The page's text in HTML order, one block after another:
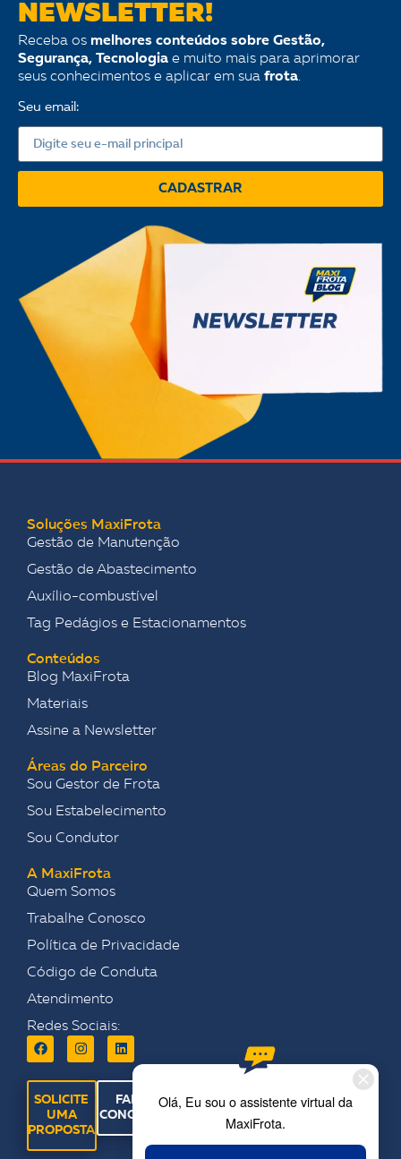
NEWSLETTER!
Receba os melhores conteúdos sobre Gestão,
Segurança, Tecnologia e muito mais para aprimorar
seus conhecimentos e aplicar em sua frota.
Seu email:
CADASTRAR
Soluções MaxiFrota
Gestão de Manutenção
Gestão de Abastecimento
Auxílio-combustível
Tag Pedágios e Estacionamentos
Conteúdos
Blog MaxiFrota
Materiais
Assine a Newsletter
Áreas do Parceiro
Sou Gestor de Frota
Sou Estabelecimento
Sou Condutor
A MaxiFrota
Quem Somos
Trabalhe Conosco
Política de Privacidade
Código de Conduta
Atendimento
Redes Sociais:
SOLICITE
UMA
PROPOSTA
FALE
CONOSCO